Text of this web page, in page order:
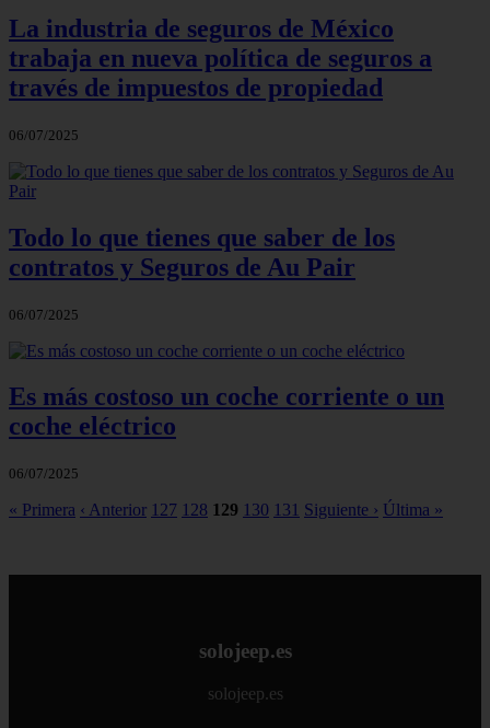
La industria de seguros de México
trabaja en nueva política de seguros a
través de impuestos de propiedad
06/07/2025
Todo lo que tienes que saber de los
contratos y Seguros de Au Pair
06/07/2025
Es más costoso un coche corriente o un
coche eléctrico
06/07/2025
« Primera ‹ Anterior 127 128 129 130 131 Siguiente › Última »
solojeep.es
solojeep.es